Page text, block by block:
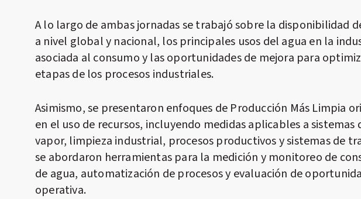
A lo largo de ambas jornadas se trabajó sobre la disponibilidad
a nivel global y nacional, los principales usos del agua en la
asociada al consumo y las oportunidades de mejora para
etapas de los procesos industriales.
Asimismo, se presentaron enfoques de Producción Más Limpia
en el uso de recursos, incluyendo medidas aplicables a
vapor, limpieza industrial, procesos productivos y sistemas de
se abordaron herramientas para la medición y monitoreo de
de agua, automatización de procesos y evaluación de
operativa.